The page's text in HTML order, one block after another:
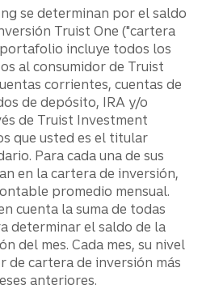
se determinan por el saldo
Truist One ("cartera
incluye todos los
al consumidor de Truist
corrientes, cuentas de
de depósito, IRA y/o
de Truist Investment
que usted es el titular
Para cada una de sus
en la cartera de inversión,
promedio mensual.
cuenta la suma de todas
determinar el saldo de la
del mes. Cada mes, su nivel
de cartera de inversión más
anteriores.